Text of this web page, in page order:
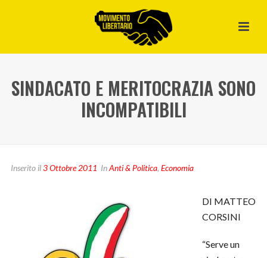
SINDACATO E MERITOCRAZIA SONO
INCOMPATIBILI
Inserito il3 Ottobre 2011 InAnti & Politica, Economia
DI MATTEO
CORSINI
“Serve un